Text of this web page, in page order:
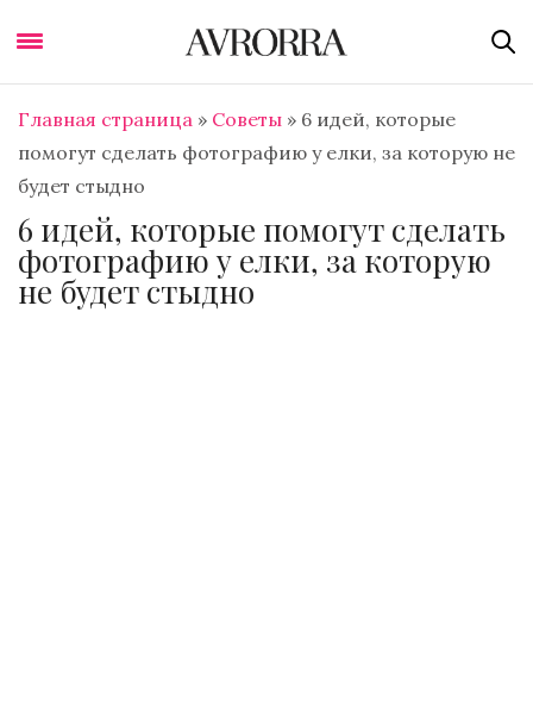
Главная страница » Советы » 6 идей, которые
помогут сделать фотографию у елки, за которую не
будет стыдно
6 идей, которые помогут сделать
фотографию у елки, за которую
не будет стыдно